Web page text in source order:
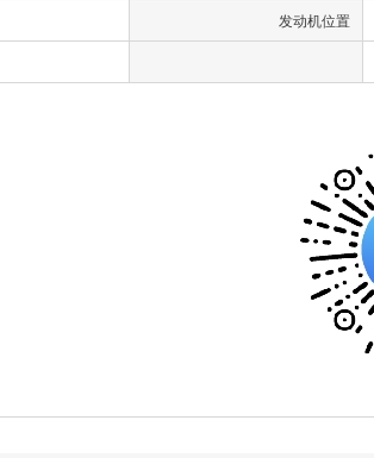
发动机位置